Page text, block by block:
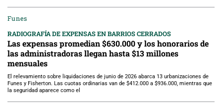
Funes
RADIOGRAFÍA DE EXPENSAS EN BARRIOS CERRADOS
Las expensas promedian $630.000 y los honorarios de
las administradoras llegan hasta $13 millones
mensuales
El relevamiento sobre liquidaciones de junio de 2026 abarca 13 urbanizaciones de
Funes y Fisherton. Las cuotas ordinarias van de $412.000 a $936.000, mientras que
la seguridad aparece como el